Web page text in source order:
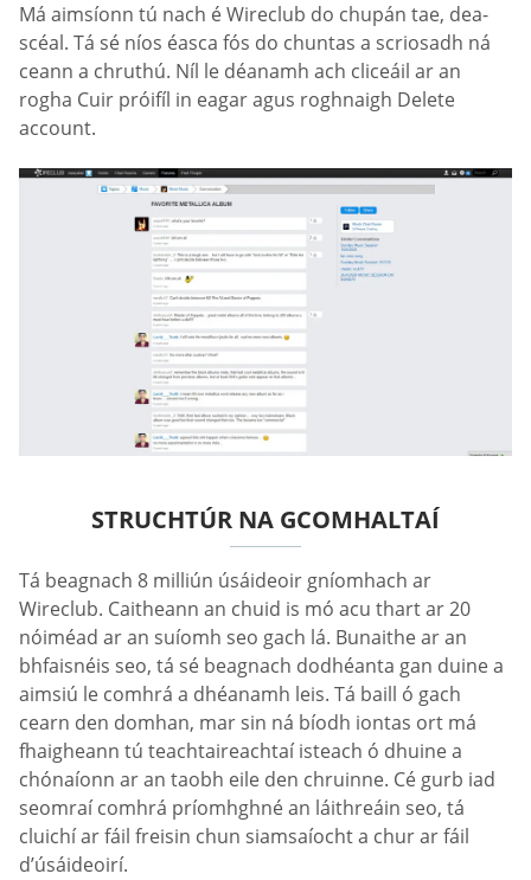
Má aimsíonn tú nach é Wireclub do chupán tae, dea-
scéal. Tá sé níos éasca fós do chuntas a scriosadh ná
ceann a chruthú. Níl le déanamh ach cliceáil ar an
rogha Cuir próifíl in eagar agus roghnaigh Delete
account.
STRUCHTÚR NA GCOMHALTAÍ
Tá beagnach 8 milliún úsáideoir gníomhach ar
Wireclub. Caitheann an chuid is mó acu thart ar 20
nóiméad ar an suíomh seo gach lá. Bunaithe ar an
bhfaisnéis seo, tá sé beagnach dodhéanta gan duine a
aimsiú le comhrá a dhéanamh leis. Tá baill ó gach
cearn den domhan, mar sin ná bíodh iontas ort má
fhaigheann tú teachtaireachtaí isteach ó dhuine a
chónaíonn ar an taobh eile den chruinne. Cé gurb iad
seomraí comhrá príomhghné an láithreáin seo, tá
cluichí ar fáil freisin chun siamsaíocht a chur ar fáil
d’úsáideoirí.